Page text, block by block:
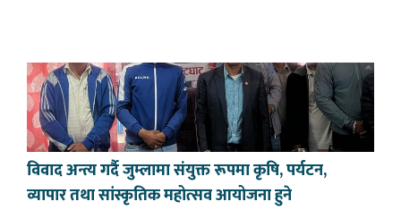
विवाद अन्त्य गर्दै जुम्लामा संयुक्त रूपमा कृषि, पर्यटन,
व्यापार तथा सांस्कृतिक महोत्सव आयोजना हुने